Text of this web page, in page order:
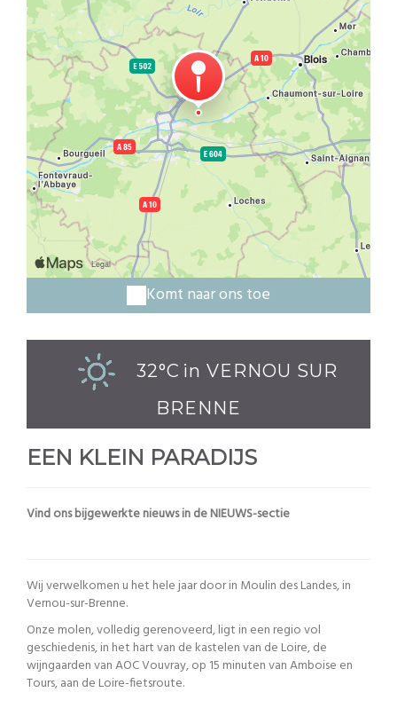
Komt naar ons toe
32°C in VERNOU SUR
BRENNE
EEN KLEIN PARADIJS
Vind ons bijgewerkte nieuws in de NIEUWS-sectie
Wij verwelkomen u het hele jaar door in Moulin des Landes, in
Vernou-sur-Brenne.
Onze molen, volledig gerenoveerd, ligt in een regio vol
geschiedenis, in het hart van de kastelen van de Loire, de
wijngaarden van AOC Vouvray, op 15 minuten van Amboise en
Tours, aan de Loire-fietsroute.